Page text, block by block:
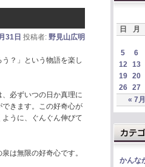
31日 投稿者: 野見山広明
？」という物語を楽し
必ずいつの日か真理に
きます。この好奇心が
うに、ぐんぐん伸びて
は無限の好奇心です。
日 月
« 7月
5
6
12
13
19
20
26
27
かんな